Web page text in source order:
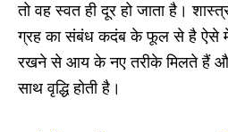
तो वह स्वत ही दूर हो जाता है।
ग्रह का संबंध कदंब के फूल से है ऐसे में
रखने से आय के नए तरीके मिलते हैं
साथ वृद्धि होती है।